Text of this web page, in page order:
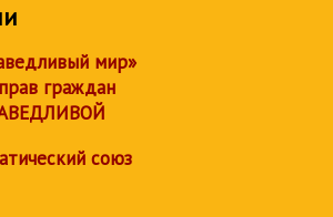
мир»
граждан
союз